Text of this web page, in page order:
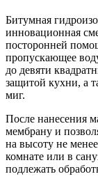
Битумная
инновационная
посторонней
пропускающее
до девяти
защитой кухни, а
миг.
После нанесения
мембрану и
на высоту не
комнате или в
подлежать